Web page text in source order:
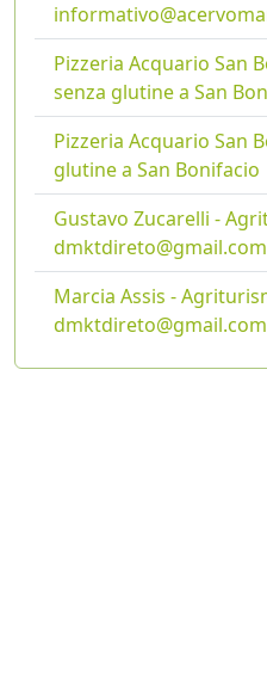
Pizzeria Acquario San
senza glutine a San
Pizzeria Acquario San
glutine a San Bonifacio
Gustavo Zucarelli -
dmktdireto@gmail.com
Marcia Assis -
dmktdireto@gmail.com